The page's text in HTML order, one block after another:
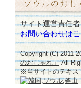
サイト運営責任
お問い合わせは
Copyright (C) 2011-
のおしゃれ」All
※当サイトのテキス